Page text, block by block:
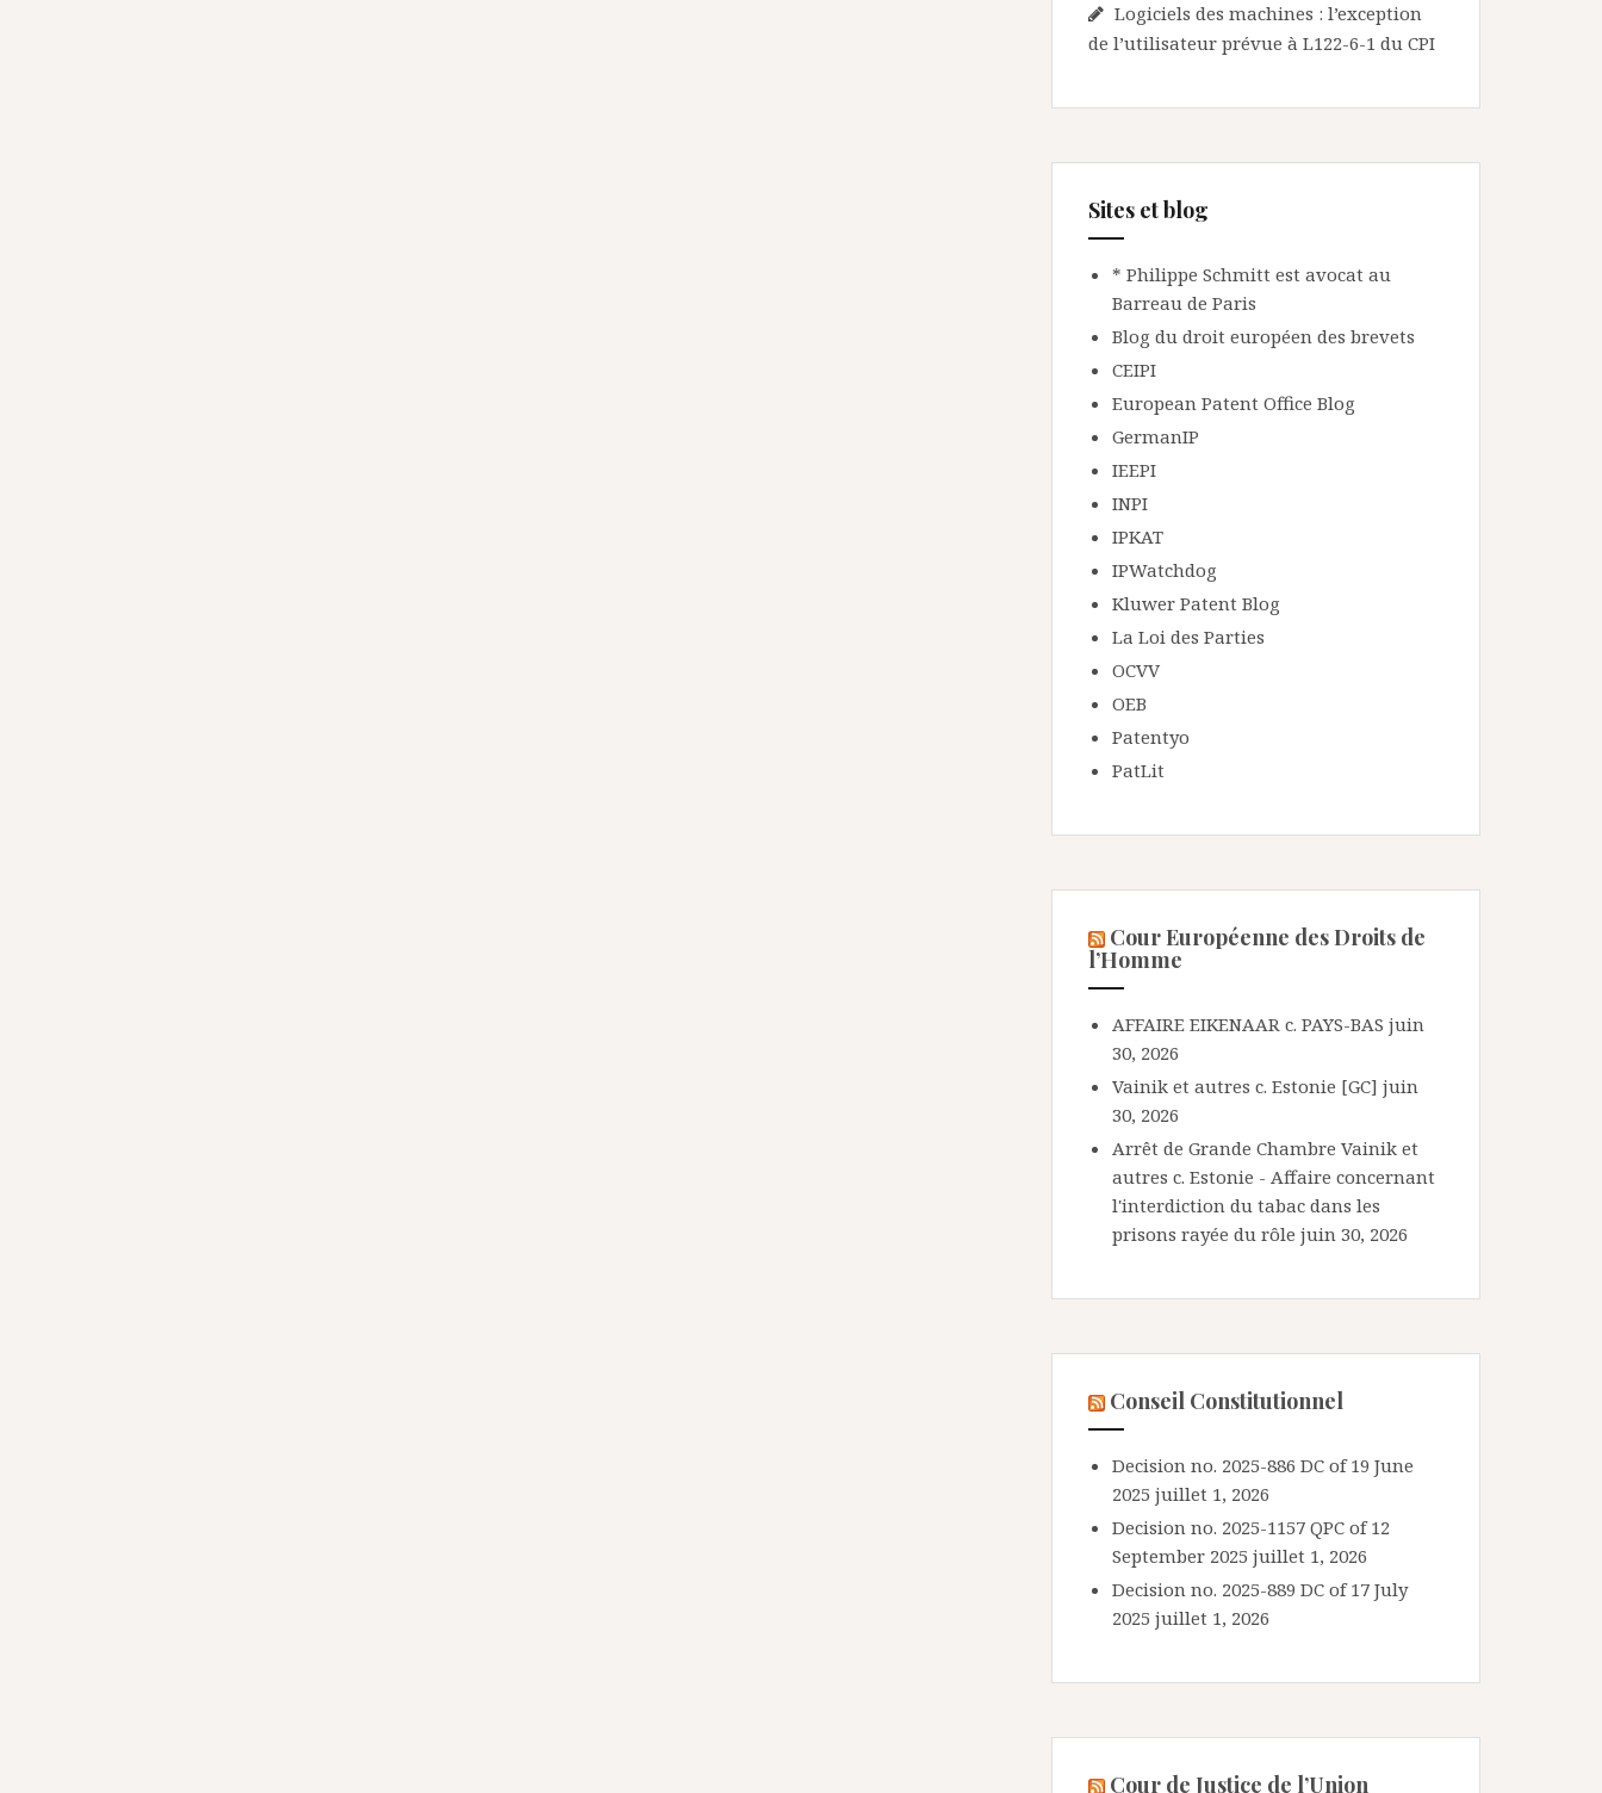
Logiciels des machines : l’exception
de l’utilisateur prévue à L122-6-1 du CPI
Sites et blog
* Philippe Schmitt est avocat au
Barreau de Paris
Blog du droit européen des brevets
CEIPI
European Patent Office Blog
GermanIP
IEEPI
INPI
IPKAT
IPWatchdog
Kluwer Patent Blog
La Loi des Parties
OCVV
OEB
Patentyo
PatLit
Cour Européenne des Droits de
l’Homme
AFFAIRE EIKENAAR c. PAYS-BAS juin
30, 2026
Vainik et autres c. Estonie [GC] juin
30, 2026
Arrêt de Grande Chambre Vainik et
autres c. Estonie - Affaire concernant
l'interdiction du tabac dans les
prisons rayée du rôle juin 30, 2026
Conseil Constitutionnel
Decision no. 2025-886 DC of 19 June
2025 juillet 1, 2026
Decision no. 2025-1157 QPC of 12
September 2025 juillet 1, 2026
Decision no. 2025-889 DC of 17 July
2025 juillet 1, 2026
Cour de Justice de l’Union